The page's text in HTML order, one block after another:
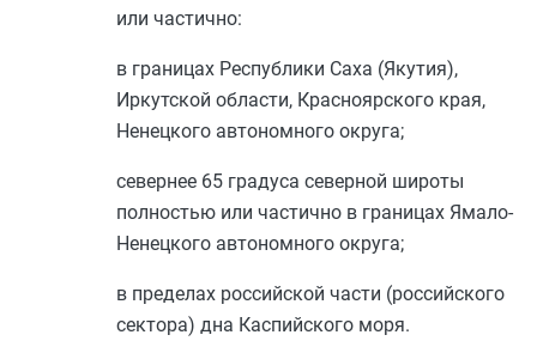
или частично:
в границах Республики Саха (Якутия),
Иркутской области, Красноярского края,
Ненецкого автономного округа;
севернее 65 градуса северной широты
полностью или частично в границах Ямало-
Ненецкого автономного округа;
в пределах российской части (российского
сектора) дна Каспийского моря.